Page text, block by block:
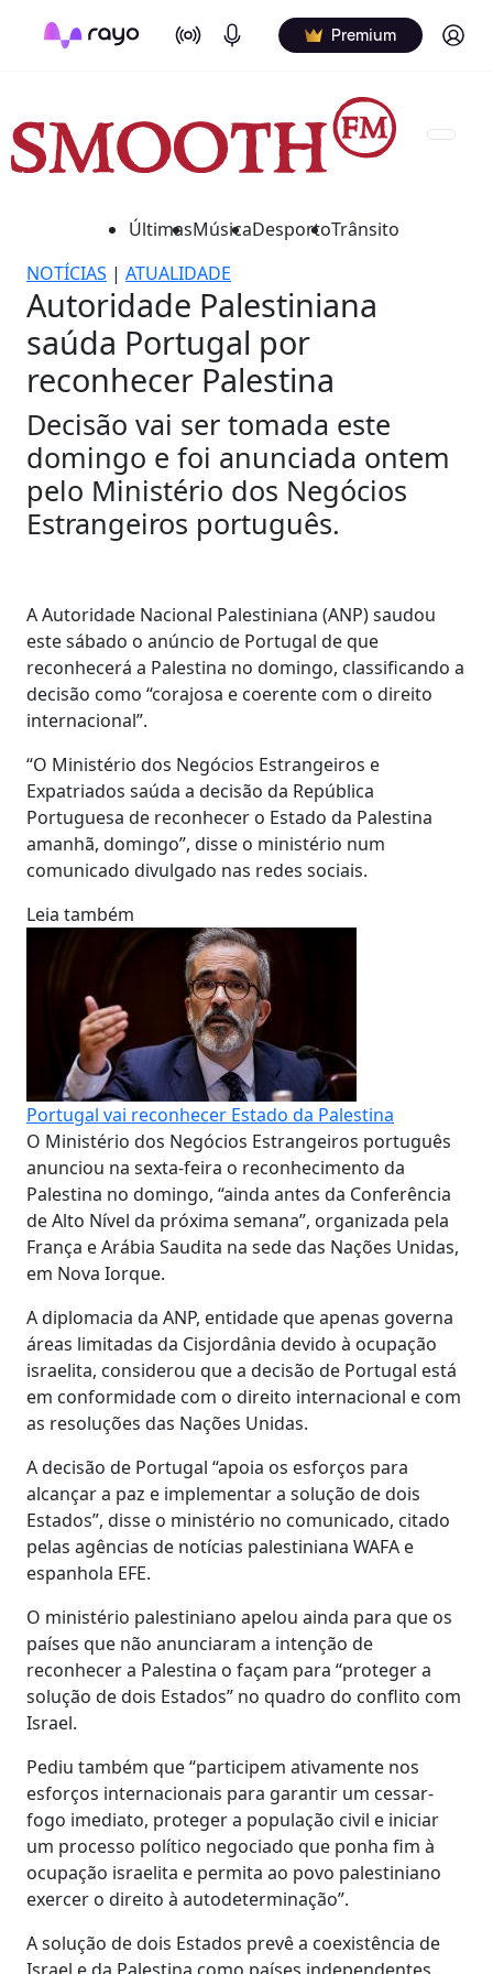
On Air Podcasts Premium Log in
ÚltimasMúsicaDesportoTrânsito
NOTÍCIAS | ATUALIDADE
Autoridade Palestiniana
saúda Portugal por
reconhecer Palestina
Decisão vai ser tomada este
domingo e foi anunciada ontem
pelo Ministério dos Negócios
Estrangeiros português.
A Autoridade Nacional Palestiniana (ANP) saudou
este sábado o anúncio de Portugal de que
reconhecerá a Palestina no domingo, classificando a
decisão como “corajosa e coerente com o direito
internacional”.
“O Ministério dos Negócios Estrangeiros e
Expatriados saúda a decisão da República
Portuguesa de reconhecer o Estado da Palestina
amanhã, domingo”, disse o ministério num
comunicado divulgado nas redes sociais.
Leia também
Portugal vai reconhecer Estado da Palestina
O Ministério dos Negócios Estrangeiros português
anunciou na sexta-feira o reconhecimento da
Palestina no domingo, “ainda antes da Conferência
de Alto Nível da próxima semana”, organizada pela
França e Arábia Saudita na sede das Nações Unidas,
em Nova Iorque.
A diplomacia da ANP, entidade que apenas governa
áreas limitadas da Cisjordânia devido à ocupação
israelita, considerou que a decisão de Portugal está
em conformidade com o direito internacional e com
as resoluções das Nações Unidas.
A decisão de Portugal “apoia os esforços para
alcançar a paz e implementar a solução de dois
Estados”, disse o ministério no comunicado, citado
pelas agências de notícias palestiniana WAFA e
espanhola EFE.
O ministério palestiniano apelou ainda para que os
países que não anunciaram a intenção de
reconhecer a Palestina o façam para “proteger a
solução de dois Estados” no quadro do conflito com
Israel.
Pediu também que “participem ativamente nos
esforços internacionais para garantir um cessar-
fogo imediato, proteger a população civil e iniciar
um processo político negociado que ponha fim à
ocupação israelita e permita ao povo palestiniano
exercer o direito à autodeterminação”.
A solução de dois Estados prevê a coexistência de